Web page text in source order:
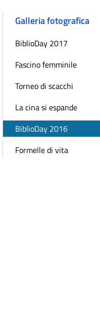
Galleria fotografica
BiblioDay 2017
Fascino femminile
Torneo di scacchi
La cina si espande
BiblioDay 2016
Formelle di vita